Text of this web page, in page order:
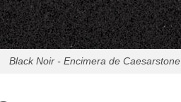
Black Noir - Encimera de Caesarstone